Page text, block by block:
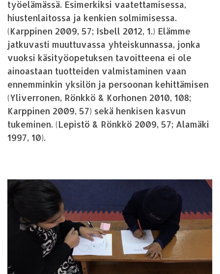
työelämässä. Esimerkiksi vaatettamisessa,
hiustenlaitossa ja kenkien solmimisessa.
(Karppinen 2009, 57; Isbell 2012, 1.) Elämme
jatkuvasti muuttuvassa yhteiskunnassa, jonka
vuoksi käsityöopetuksen tavoitteena ei ole
ainoastaan tuotteiden valmistaminen vaan
ennemminkin yksilön ja persoonan kehittämisen
(Yliverronen, Rönkkö & Korhonen 2010, 108;
Karppinen 2009, 57) sekä henkisen kasvun
tukeminen. (Lepistö & Rönkkö 2009, 57; Alamäki
1997, 10).